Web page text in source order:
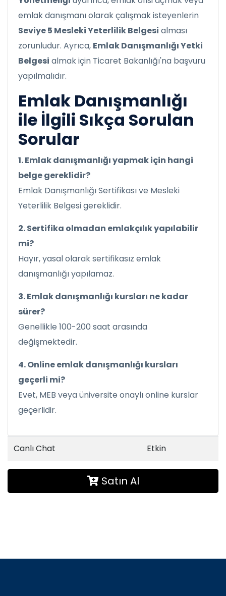
emlak danışmanı olarak çalışmak isteyenlerin
Seviye 5 Mesleki Yeterlilik Belgesi alması
zorunludur. Ayrıca, Emlak Danışmanlığı Yetki
Belgesi almak için Ticaret Bakanlığı'na başvuru
yapılmalıdır.
Emlak Danışmanlığı
ile İlgili Sıkça Sorulan
Sorular
1. Emlak danışmanlığı yapmak için hangi
belge gereklidir?
Emlak Danışmanlığı Sertifikası ve Mesleki
Yeterlilik Belgesi gereklidir.
2. Sertifika olmadan emlakçılık yapılabilir
mi?
Hayır, yasal olarak sertifikasız emlak
danışmanlığı yapılamaz.
3. Emlak danışmanlığı kursları ne kadar
sürer?
Genellikle 100-200 saat arasında
değişmektedir.
4. Online emlak danışmanlığı kursları
geçerli mi?
Evet, MEB veya üniversite onaylı online kurslar
geçerlidir.
Canlı Chat Etkin
Satın Al